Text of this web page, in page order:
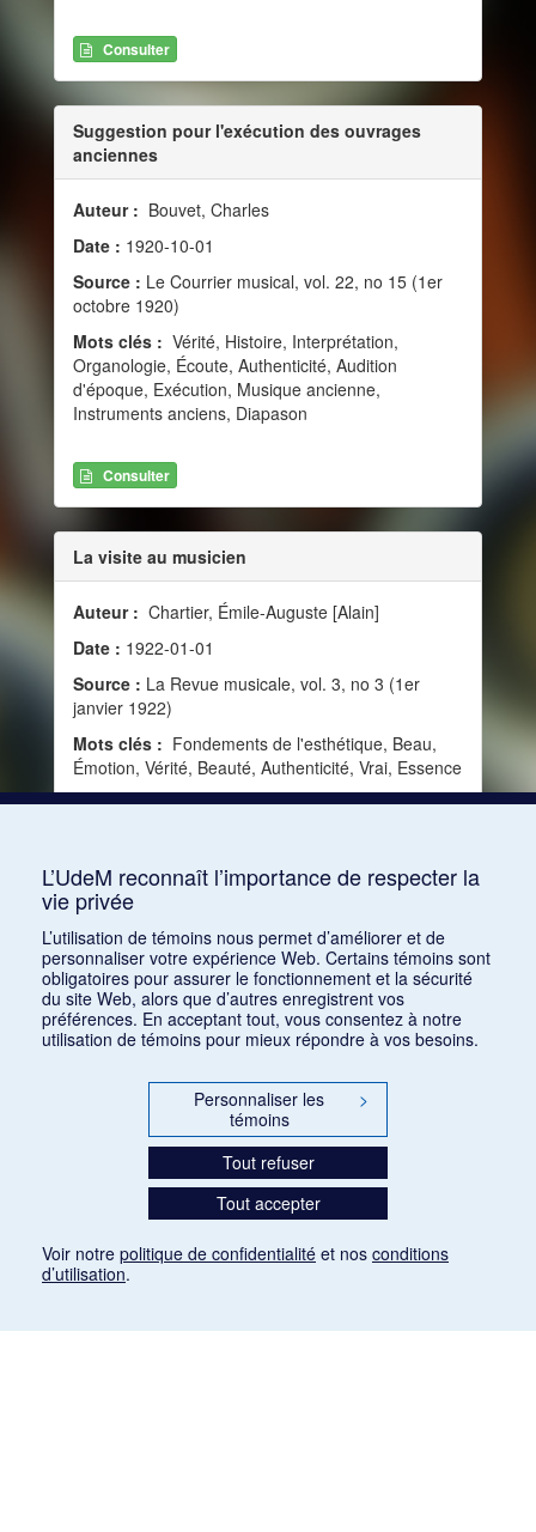
Consulter
Suggestion pour l'exécution des ouvrages
anciennes
Auteur : Bouvet, Charles
Date : 1920-10-01
Source : Le Courrier musical, vol. 22, no 15 (1er
octobre 1920)
Mots clés : Vérité, Histoire, Interprétation,
Organologie, Écoute, Authenticité, Audition
d'époque, Exécution, Musique ancienne,
Instruments anciens, Diapason
Consulter
La visite au musicien
Auteur : Chartier, Émile-Auguste [Alain]
Date : 1922-01-01
Source : La Revue musicale, vol. 3, no 3 (1er
janvier 1922)
Mots clés : Fondements de l'esthétique, Beau,
Émotion, Vérité, Beauté, Authenticité, Vrai, Essence
1 2 3 4
L’UdeM reconnaît l’importance de respecter la
vie privée
L’utilisation de témoins nous permet d’améliorer et de
personnaliser votre expérience Web. Certains témoins sont
obligatoires pour assurer le fonctionnement et la sécurité
du site Web, alors que d’autres enregistrent vos
préférences. En acceptant tout, vous consentez à notre
utilisation de témoins pour mieux répondre à vos besoins.
Personnaliser les
témoins
>
Tout refuser
Tout accepter
Voir notre politique de confidentialité et nos conditions
d’utilisation.